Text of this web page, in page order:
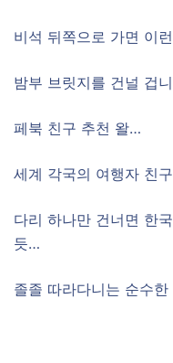
비석 뒤쪽으로 가면 이
밤부 브릿지를 건널 겁
페북 친구 추천 왈…
세계 각국의 여행자 친
다리 하나만 건너면 한
듯…
졸졸 따라다니는 순수